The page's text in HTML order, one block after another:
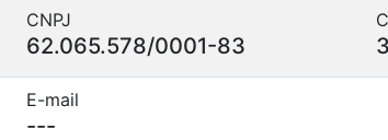
CNPJ
62.065.578/0001-83
E-mail
---